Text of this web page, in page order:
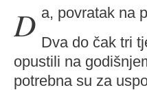
Da, povratak
Dva do čak tri
opustili na
potrebna su za